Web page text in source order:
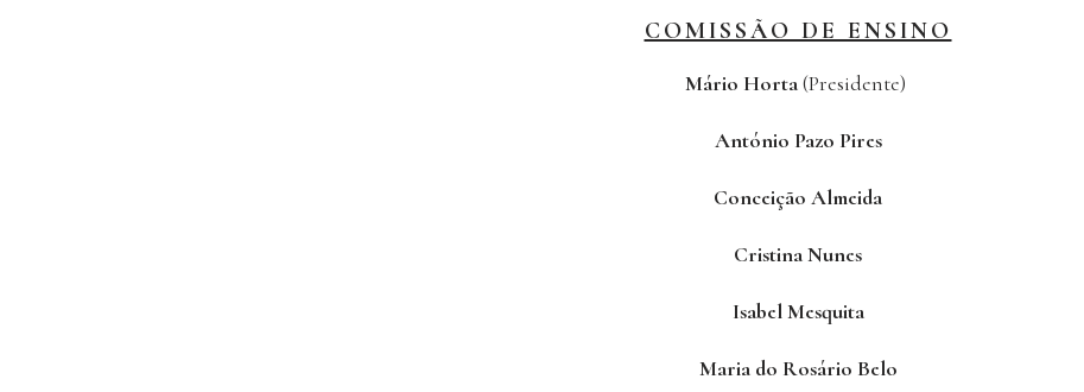
COMISSÃO DE ENSINO
Mário Horta(Presidente)
António Pazo Pires
Conceição Almeida
Cristina Nunes
Isabel Mesquita
Maria do Rosário Belo